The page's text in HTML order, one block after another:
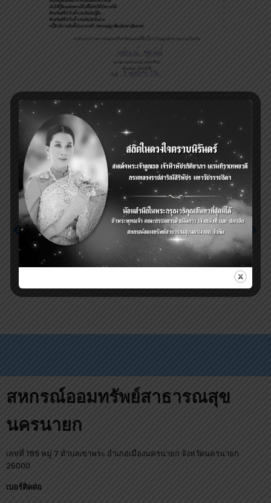
Previous
ประกาศ เรื่อง เปิดรับฝาก
เงินฝากออมทรัพย์
Next
ประกาศหยุดทำการ 1 วัน
วันที่ 17 พฤษภาคม 2566
วันพืชมงคล เ
สหกรณ์ออมทรัพย์สาธารณสุข
นครนายก
เลขที่ 189 หมู่ 7 ตำบลเขาพระ อำเภอเมืองนครนายก จังหวัดนครนายก
26000
เบอร์ติดต่อ